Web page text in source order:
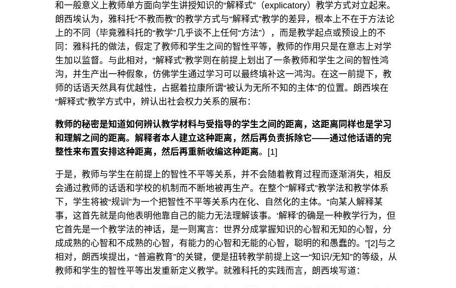
和一般意义上教师单方面向学生讲授知识的“解释式”（explicatory）教学方式对立起来。
朗西埃认为，雅科托“不教而教”的教学方式与“解释式”教学的差异，根本上不在于方法论
上的不同（毕竟雅科托的“教学”几乎谈不上任何“方法”），而是教学起点或预设上的不
同：雅科托的做法，假定了教师和学生之间的智性平等，教师的作用只是在意志上对学
生加以监督。与此相对，“解释式”教学则在前提上划出了一条教师和学生之间的智性鸿
沟，并生产出一种假象，仿佛学生通过学习可以最终填补这一鸿沟。在这一前提下，教
师的话语天然具有优越性，占据着拉康所谓“被认为无所不知的主体”的位置。朗西埃在
“解释式”教学方式中，辨认出社会权力关系的展布：
教师的秘密是知道如何辨认教学材料与受指导的学生之间的距离，这距离同样也是学习
和理解之间的距离。解释者本人建立这种距离，然后再负责拆除它——通过他话语的完
整性来布置安排这种距离，然后再重新收编这种距离。[1]
于是，教师与学生在前提上的智性不平等关系，并不会随着教育过程而逐渐消失，相反
会通过教师的话语和学校的机制而不断地被再生产。在整个“解释式”教学法和教学体系
下，学生将被“规训”为一个把智性不平等关系内在化、自然化的主体。“向某人解释某
事，这首先就是向他表明他靠自己的能力无法理解该事。‘解释’的确是一种教学行为，但
它首先是一个教学法的神话，是一则寓言：世界分成掌握知识的心智和无知的心智，分
成成熟的心智和不成熟的心智，有能力的心智和无能的心智，聪明的和愚蠢的。”[2]与之
相对，朗西埃提出，“普遍教育”的关键，便是扭转教学前提上这一“知识/无知”的等级，从
教师和学生的智性平等出发重新定义教学。就雅科托的实践而言，朗西埃写道：